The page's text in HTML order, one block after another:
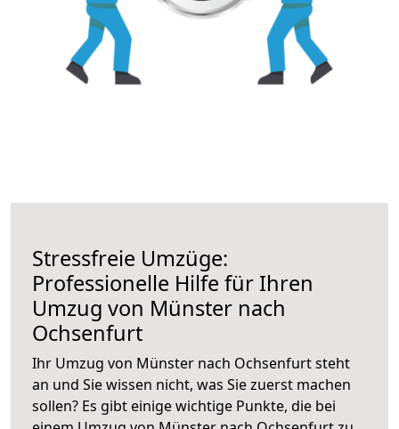
Stressfreie Umzüge:
Professionelle Hilfe für Ihren
Umzug von Münster nach
Ochsenfurt
Ihr Umzug von Münster nach Ochsenfurt steht
an und Sie wissen nicht, was Sie zuerst machen
sollen? Es gibt einige wichtige Punkte, die bei